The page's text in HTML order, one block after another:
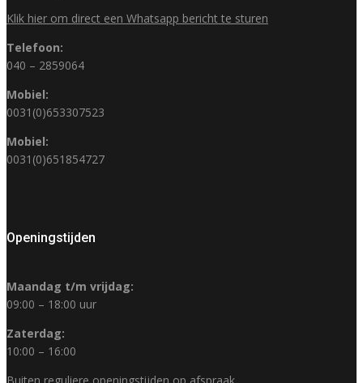
Klik hier om direct een Whatsapp bericht te sturen
Telefoon:
040 – 2859064
Mobiel:
0031(0)653307523
Mobiel:
0031(0)651854727
Openingstijden
Maandag t/m vrijdag:
09:00 – 18:00 uur
Zaterdag:
10:00 – 16:00